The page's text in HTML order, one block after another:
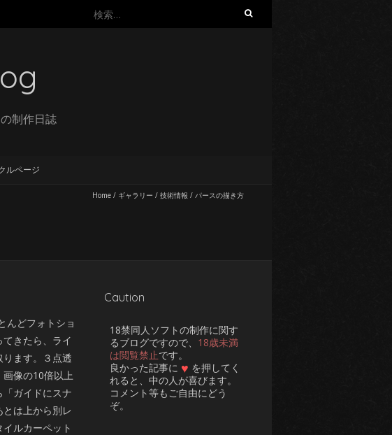
検
制作日誌
ルページ
Home / ギャラリー / 技術情報 / パースの描き方
んどフォトショ
きたら、ライ
ます。３点透
像の10倍以上
ガイドにスナ
は上から別レ
ルカーペット
Caution
18禁同人ソフトの制作に関す
るブログですので、 18歳未満
は閲覧禁止です。
良かった記事に ♥ を押してく
れると、中の人が喜びます。
コメント等もご自由にどう
ぞ。